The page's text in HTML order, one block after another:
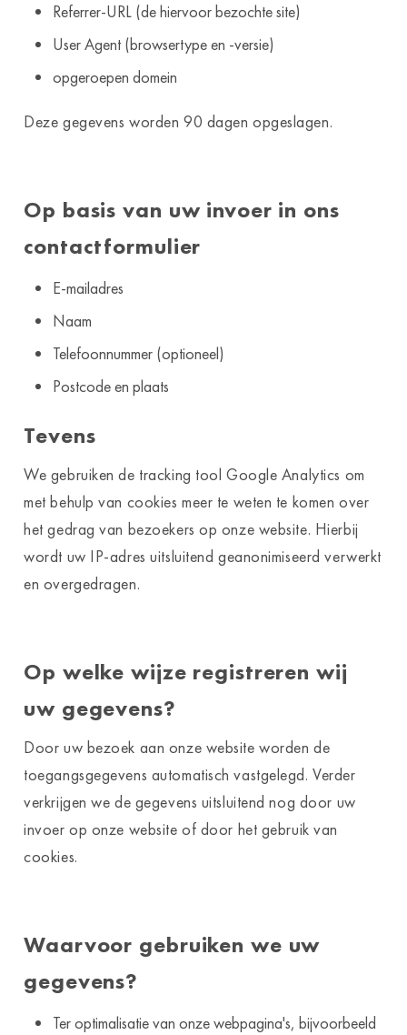
Referrer-URL (de hiervoor bezochte site)
User Agent (browsertype en -versie)
opgeroepen domein
Deze gegevens worden 90 dagen opgeslagen.
Op basis van uw invoer in ons
contactformulier
E-mailadres
Naam
Telefoonnummer (optioneel)
Postcode en plaats
Tevens
We gebruiken de tracking tool Google Analytics om
met behulp van cookies meer te weten te komen over
het gedrag van bezoekers op onze website. Hierbij
wordt uw IP-adres uitsluitend geanonimiseerd verwerkt
en overgedragen.
Op welke wijze registreren wij
uw gegevens?
Door uw bezoek aan onze website worden de
toegangsgegevens automatisch vastgelegd. Verder
verkrijgen we de gegevens uitsluitend nog door uw
invoer op onze website of door het gebruik van
cookies.
Waarvoor gebruiken we uw
gegevens?
Ter optimalisatie van onze webpagina's, bijvoorbeeld